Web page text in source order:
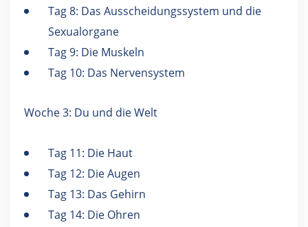
Tag 8: Das Ausscheidungssystem und die
Sexualorgane
Tag 9: Die Muskeln
Tag 10: Das Nervensystem
Woche 3: Du und die Welt
Tag 11: Die Haut
Tag 12: Die Augen
Tag 13: Das Gehirn
Tag 14: Die Ohren